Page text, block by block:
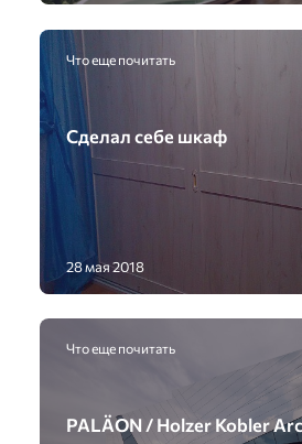
Что еще почитать
Сделал себе шкаф
28 мая 2018
Что еще почитать
PALÄON / Holzer Kobler